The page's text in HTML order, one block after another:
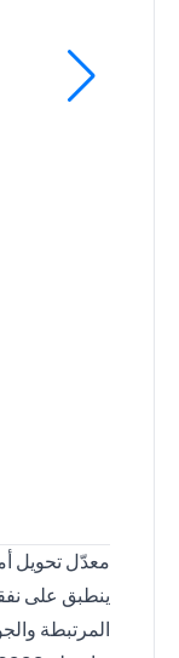
معدّل تحويل
ينطبق على
المرتبطة